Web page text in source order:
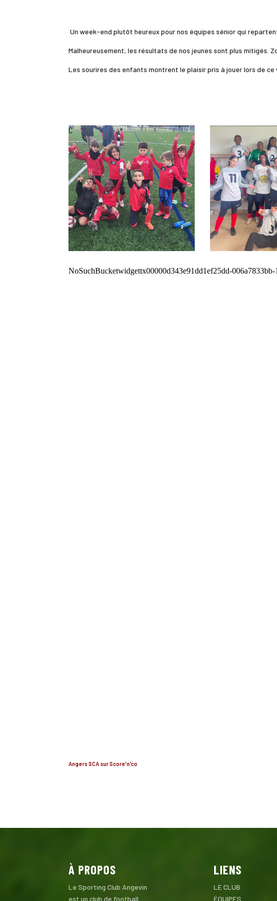
Un week-end plutôt heureux pour nos équipes sénior qui
Malheureusement, les résultats de nos jeunes sont plus mitigés.
Les sourires des enfants montrent le plaisir pris à jouer lors de
C
Angers SCA sur Score'n'co
À PROPOS
Le Sporting Club Angevin
est un club de football
LIENS
LE CLUB
ÉQUIPES